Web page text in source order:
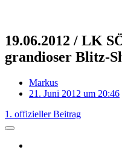
19.06.2012 / LK
grandioser Blitz-
Markus
21. Juni 2012 um 20:46
1. offizieller Beitrag